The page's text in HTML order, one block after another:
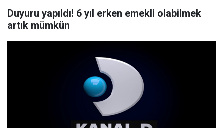
Duyuru yapıldı! 6 yıl erken emekli olabilmek
artık mümkün